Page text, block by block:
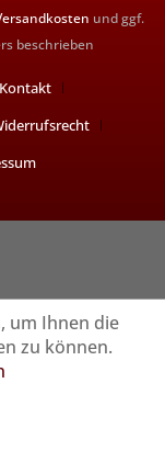
und ggf.
beschrieben
Kontakt
um Ihnen die
zu können.